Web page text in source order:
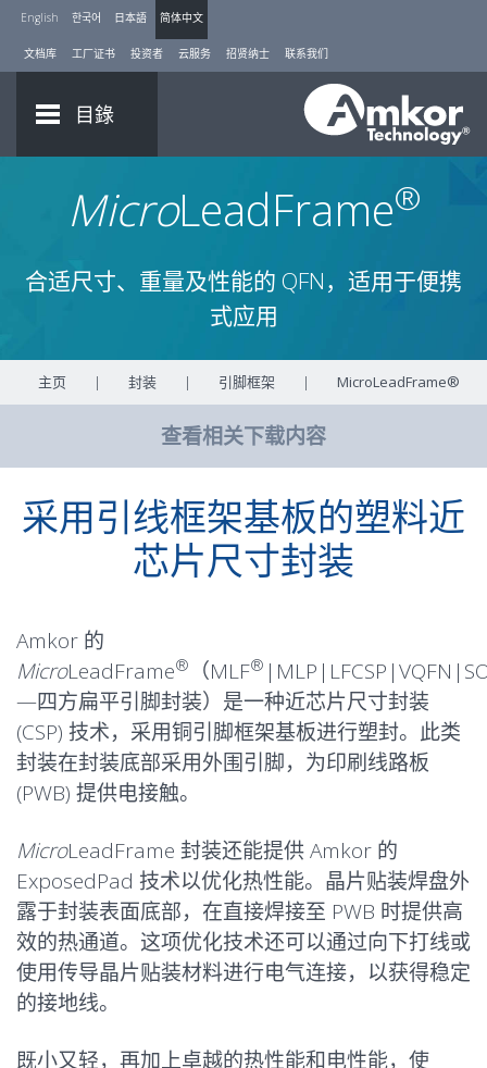
English 한국어 日本語 简体中文
文档库 工厂证书 投资者 云服务 招贤纳士 联系我们
目錄
MicroLeadFrame®
合适尺寸、重量及性能的 QFN，适用于便携
式应用
主页 | 封装 | 引脚框架 | MicroLeadFrame®
查看相关下载内容
采用引线框架基板的塑料近
芯片尺寸封装
Amkor 的
MicroLeadFrame® （MLF®
—四方扁平引脚封装）是一种近芯片尺寸封装
(CSP) 技术，采用铜引脚框架基板进行塑封。此类
封装在封装底部采用外围引脚，为印刷线路板
(PWB) 提供电接触。
MicroLeadFrame 封装还能提供 Amkor 的
ExposedPad 技术以优化热性能。晶片贴装焊盘外
露于封装表面底部，在直接焊接至 PWB 时提供高
效的热通道。这项优化技术还可以通过向下打线或
使用传导晶片贴装材料进行电气连接，以获得稳定
的接地线。
既小又轻，再加上卓越的热性能和电性能，使